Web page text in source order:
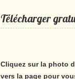
de
Produmlm
de
porodumlm
de
de
produmlm
Télécharger
Cliquez sur la photo
vers la page pour